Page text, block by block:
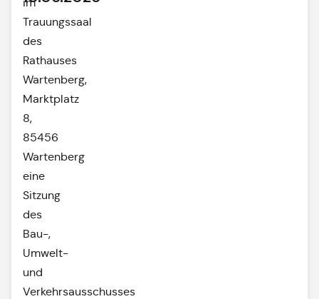
Trauungssaal
des
Rathauses
Wartenberg,
Marktplatz
8,
85456
Wartenberg
eine
Sitzung
des
Bau-,
Umwelt-
und
Verkehrsausschusses